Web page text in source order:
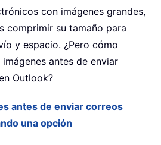
con imágenes grandes,
comprimir su tamaño para
y espacio. ¿Pero cómo
antes de enviar
Outlook?
antes de enviar correos
una opción